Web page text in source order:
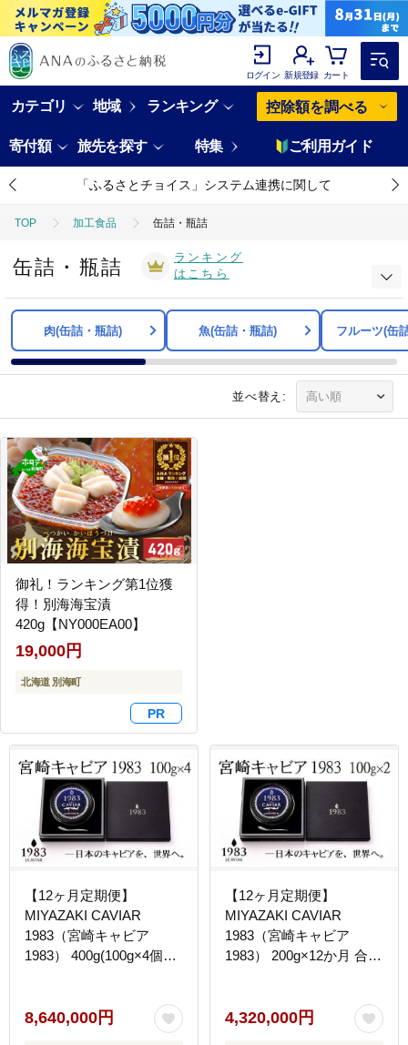
ログイン 新規登録 カート
カテゴリ 地域 ランキング 控除額を調べる
寄付額 旅先を探す 特集 ご利用ガイド
「ふるさとチョイス」システム連携に関して
TOP 加工食品 缶詰・瓶詰
缶詰・瓶詰
ランキング
はこちら
肉(缶詰・瓶詰) 魚(缶詰・瓶詰) フルーツ(缶
並べ替え:
御礼！ランキング第1位獲
得！別海海宝漬
420g【NY000EA00】
19,000円
北海道 別海町
【12ヶ月定期便】
MIYAZAKI CAVIAR
1983（宮崎キャビア
1983） 400g(100g×4個）
の＜25-6a＞
8,640,000円
【12ヶ月定期便】
MIYAZAKI CAVIAR
1983（宮崎キャビア
1983） 200g×12か月 合計
25-5a＞
4,320,000円